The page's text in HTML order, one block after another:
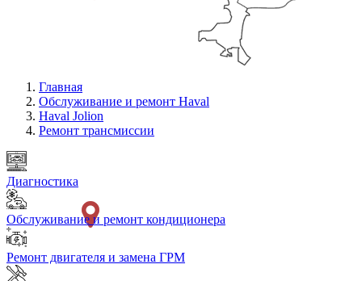
Главная
Обслуживание и ремонт Haval
Haval Jolion
Ремонт трансмиссии
Диагностика
Обслуживание и ремонт кондиционера
Ремонт двигателя и замена ГРМ